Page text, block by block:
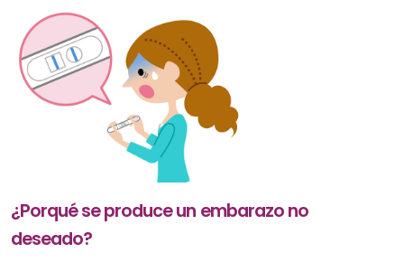
¿Porqué se produce un embarazo no
deseado?